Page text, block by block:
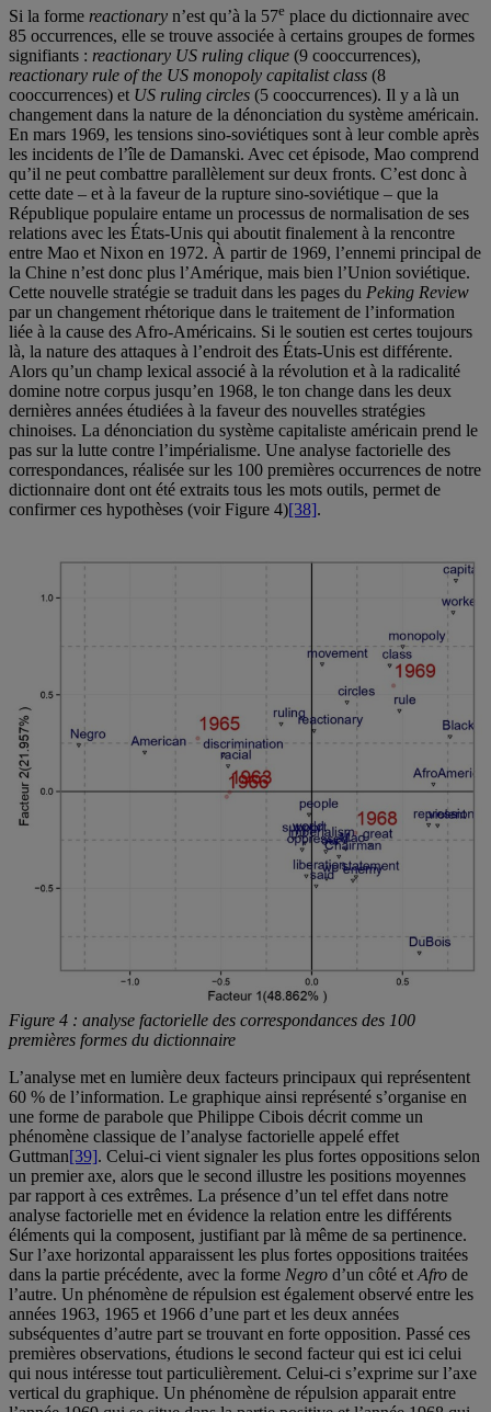
Si la forme reactionary n’est qu’à la 57e place du dictionnaire avec
85 occurrences, elle se trouve associée à certains groupes de formes
signifiants : reactionary US ruling clique (9 cooccurrences),
reactionary rule of the US monopoly capitalist class (8
cooccurrences) et US ruling circles (5 cooccurrences). Il y a là un
changement dans la nature de la dénonciation du système américain.
En mars 1969, les tensions sino-soviétiques sont à leur comble après
les incidents de l’île de Damanski. Avec cet épisode, Mao comprend
qu’il ne peut combattre parallèlement sur deux fronts. C’est donc à
cette date – et à la faveur de la rupture sino-soviétique – que la
République populaire entame un processus de normalisation de ses
relations avec les États-Unis qui aboutit finalement à la rencontre
entre Mao et Nixon en 1972. À partir de 1969, l’ennemi principal de
la Chine n’est donc plus l’Amérique, mais bien l’Union soviétique.
Cette nouvelle stratégie se traduit dans les pages du Peking Review
par un changement rhétorique dans le traitement de l’information
liée à la cause des Afro-Américains. Si le soutien est certes toujours
là, la nature des attaques à l’endroit des États-Unis est différente.
Alors qu’un champ lexical associé à la révolution et à la radicalité
domine notre corpus jusqu’en 1968, le ton change dans les deux
dernières années étudiées à la faveur des nouvelles stratégies
chinoises. La dénonciation du système capitaliste américain prend le
pas sur la lutte contre l’impérialisme. Une analyse factorielle des
correspondances, réalisée sur les 100 premières occurrences de notre
dictionnaire dont ont été extraits tous les mots outils, permet de
confirmer ces hypothèses (voir Figure 4)[38].
Figure 4 : analyse factorielle des correspondances des 100
premières formes du dictionnaire
L’analyse met en lumière deux facteurs principaux qui représentent
60 % de l’information. Le graphique ainsi représenté s’organise en
une forme de parabole que Philippe Cibois décrit comme un
phénomène classique de l’analyse factorielle appelé effet
Guttman[39]. Celui-ci vient signaler les plus fortes oppositions selon
un premier axe, alors que le second illustre les positions moyennes
par rapport à ces extrêmes. La présence d’un tel effet dans notre
analyse factorielle met en évidence la relation entre les différents
éléments qui la composent, justifiant par là même de sa pertinence.
Sur l’axe horizontal apparaissent les plus fortes oppositions traitées
dans la partie précédente, avec la forme Negro d’un côté et Afro de
l’autre. Un phénomène de répulsion est également observé entre les
années 1963, 1965 et 1966 d’une part et les deux années
subséquentes d’autre part se trouvant en forte opposition. Passé ces
premières observations, étudions le second facteur qui est ici celui
qui nous intéresse tout particulièrement. Celui-ci s’exprime sur l’axe
vertical du graphique. Un phénomène de répulsion apparait entre